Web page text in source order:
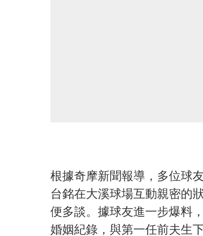
根據奇摩新聞報導，多位球
台銘在大溪球場互動親密的
便多談。據球友進一步爆料
婚姻紀錄，與第一任前夫生